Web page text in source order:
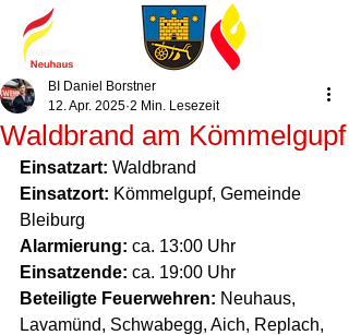
Waldbrand am Kömmelgupf
BI Daniel Borstner
12. Apr. 2025 2 Min. Lesezeit
Einsatzart: Waldbrand
Einsatzort: Kömmelgupf, Gemeinde
Bleiburg
Alarmierung: ca. 13:00 Uhr
Einsatzende: ca. 19:00 Uhr
Beteiligte Feuerwehren: Neuhaus,
Lavamünd, Schwabegg, Aich, Replach,